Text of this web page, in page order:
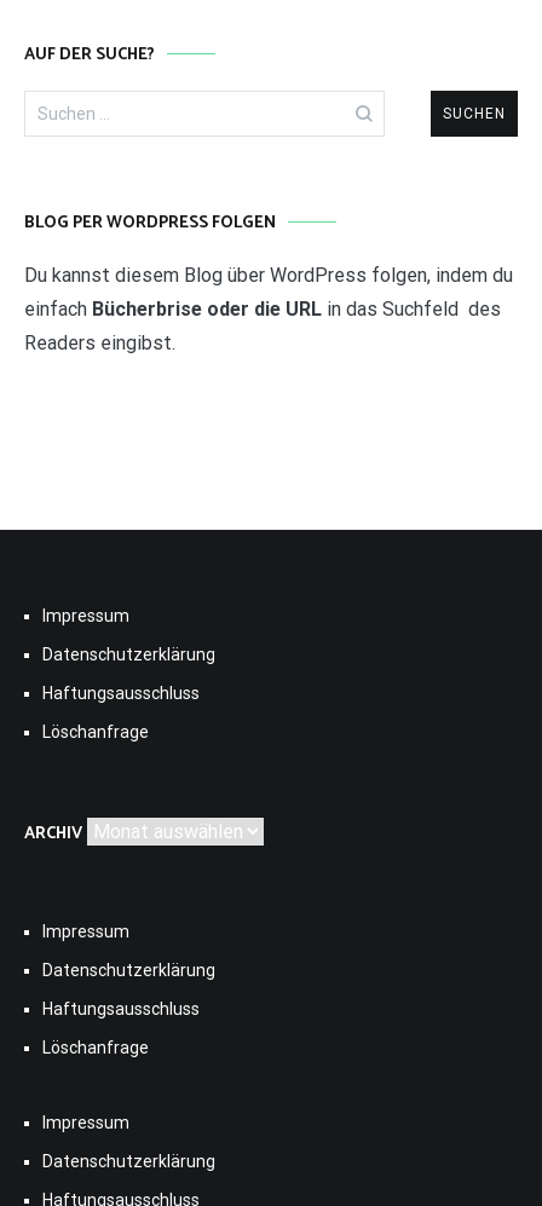
AUF DER SUCHE?
nach:
BLOG PER WORDPRESS FOLGEN
Du kannst diesem Blog über WordPress folgen, indem du
einfach Bücherbrise oder die URL in das Suchfeld des
Readers eingibst.
Impressum
Datenschutzerklärung
Haftungsausschluss
Löschanfrage
ARCHIV Archiv
Impressum
Datenschutzerklärung
Haftungsausschluss
Löschanfrage
Impressum
Datenschutzerklärung
Haftungsausschluss